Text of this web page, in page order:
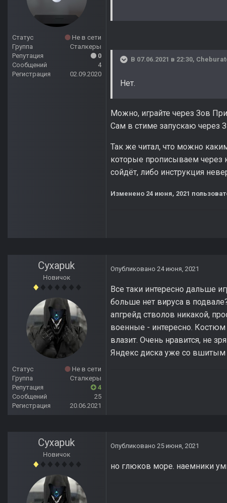
Статус
Не в сети
Группа
Сталкеры
Репутация
0
Сообщений
4
Регистрация
02.09.2020
В 07.06.2021 в 22:30,
Нет.
Можно, играйте через Зов
Сам в стиме запускаю через
Так же читал, что можно
которые прописываем через
сойдёт, либо инструкция
Изменено 24 июня, 2021
Cyxapuk
Новичок
Статус
Не в сети
Группа
Сталкеры
Репутация
4
Сообщений
25
Регистрация
20.06.2021
Опубликовано 24 июня, 2021
Все таки интересно дальше
больше нет вируса в
апгрейд стволов никакой,
военные - интересно. Костюм
влазит. Очень нравится, не
Яндекс диска уже со
Cyxapuk
Новичок
Опубликовано 25 июня, 2021
но глюков море. наемники